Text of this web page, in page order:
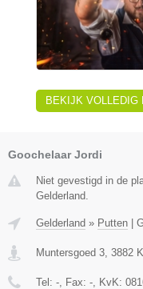
BEKIJK VOLLEDIG
Goochelaar Jordi
Niet gevestigd in de
Gelderland.
Gelderland » Putten |
Muntersgoed 3 3882
Tel: - , Fax: - , KvK: